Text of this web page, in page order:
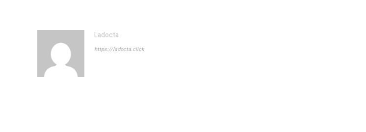
Ladocta
https://ladocta.click